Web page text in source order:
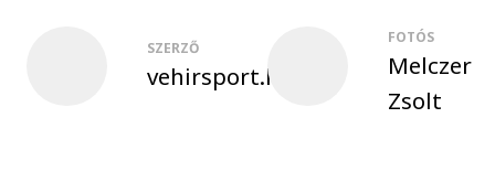
SZERZŐ
vehirsport.hu
FOTÓS
Melczer
Zsolt